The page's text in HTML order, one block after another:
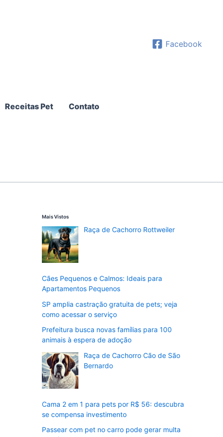
Facebook
Receitas Pet Contato
Mais Vistos
Raça de Cachorro Rottweiler
Cães Pequenos e Calmos: Ideais para
Apartamentos Pequenos
SP amplia castração gratuita de pets; veja
como acessar o serviço
Prefeitura busca novas famílias para 100
animais à espera de adoção
Raça de Cachorro Cão de São
Bernardo
Cama 2 em 1 para pets por R$ 56: descubra
se compensa investimento
Passear com pet no carro pode gerar multa